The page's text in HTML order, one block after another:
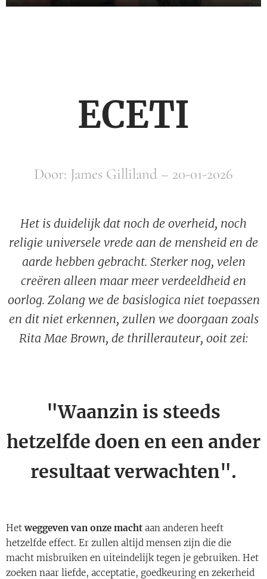
ECETI
Door: James Gilliland – 20-01-2026
Het is duidelijk dat noch de overheid, noch
religie universele vrede aan de mensheid en de
aarde hebben gebracht. Sterker nog, velen
creëren alleen maar meer verdeeldheid en
oorlog. Zolang we de basislogica niet toepassen
en dit niet erkennen, zullen we doorgaan zoals
Rita Mae Brown, de thrillerauteur, ooit zei:
"Waanzin is steeds
hetzelfde doen en een ander
resultaat verwachten".
Hetweggeven van onze macht aan anderen heeft
hetzelfde effect. Er zullen altijd mensen zijn die die
macht misbruiken en uiteindelijk tegen je gebruiken. Het
zoeken naar liefde, acceptatie, goedkeuring en zekerheid